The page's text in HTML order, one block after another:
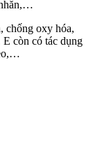
chống oxy hóa,
còn có tác dụng